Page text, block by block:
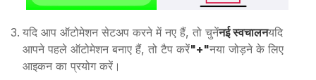
यदि आप ऑटोमेशन सेटअप करने में नए हैं, तो चुनेंनई स्वचालनयदि
आपने पहले ऑटोमेशन बनाए हैं, तो टैप करें"+"नया जोड़ने के लिए
आइकन का प्रयोग करें।